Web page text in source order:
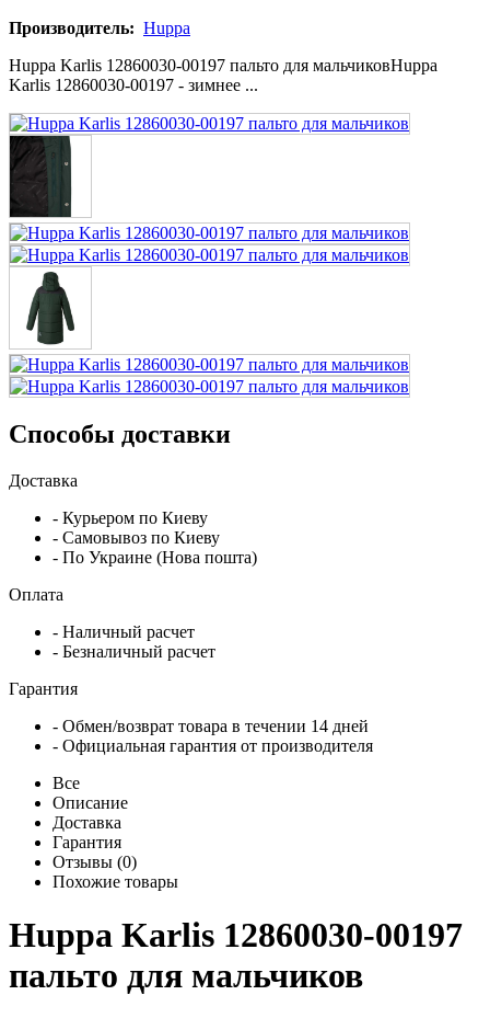
Производитель: Huppa
Huppa Karlis 12860030-00197 пальто для мальчиковHuppa
Karlis 12860030-00197 - зимнее ...
Способы доставки
Доставка
- Курьером по Киеву
- Самовывоз по Киеву
- По Украине (Нова пошта)
Оплата
- Наличный расчет
- Безналичный расчет
Гарантия
- Обмен/возврат товара в течении 14 дней
- Официальная гарантия от производителя
Все
Описание
Доставка
Гарантия
Отзывы (0)
Похожие товары
Huppa Karlis 12860030-00197
пальто для мальчиков